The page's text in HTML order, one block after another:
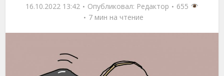
16.10.2022 13:42 Опубликовал: Редактор
655
7 мин на чтение